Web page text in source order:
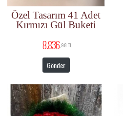
Özel Tasarım 41 Adet
Kırmızı Gül Buketi
8.836 ,98 TL
Gönder